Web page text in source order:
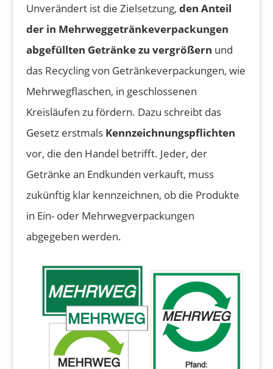
Unverändert ist die Zielsetzung, den Anteil
der in Mehrweggetränkeverpackungen
abgefüllten Getränke zu vergrößern und
das Recycling von Getränkeverpackungen, wie
Mehrwegflaschen, in geschlossenen
Kreisläufen zu fördern. Dazu schreibt das
Gesetz erstmals Kennzeichnungspflichten
vor, die den Handel betrifft. Jeder, der
Getränke an Endkunden verkauft, muss
zukünftig klar kennzeichnen, ob die Produkte
in Ein- oder Mehrwegverpackungen
abgegeben werden.